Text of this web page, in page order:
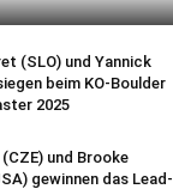
(SLO) und Yannick
beim KO-Boulder
2025
und Brooke
gewinnen das Lead-